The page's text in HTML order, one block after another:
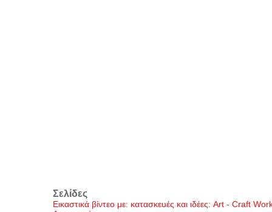
Σελίδες
Εικαστικά βίντεο με: κατασκευές και ιδέες: Art - Craft